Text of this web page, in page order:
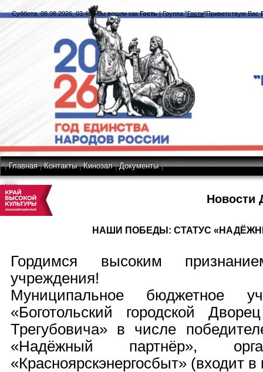
Суббота, 08.08.2026, 03:48 |Вы вошли как Гость|Группа"Гости"Приветствую Вас
|Главная|Контакты|Кинозал|Документы
|RSS
Новости
НАШИ ПОБЕДЫ: СТАТУС
Гордимся высоким
учреждения!
Муниципальное бюджетное
«Боготольский городской
Трегубовича» в числе
«Надёжный партнёр»,
«Красноярскэнергосбыт» (входит в